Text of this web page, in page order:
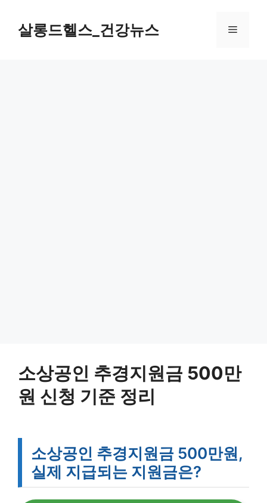
살롱드헬스_건강뉴스 메
소상공인 추경지원금 500만
원 신청 기준 정리
소상공인 추경지원금 500만원,
실제 지급되는 지원금은?